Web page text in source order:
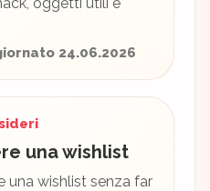
24.06.2026
una wishlist
una wishlist senza far